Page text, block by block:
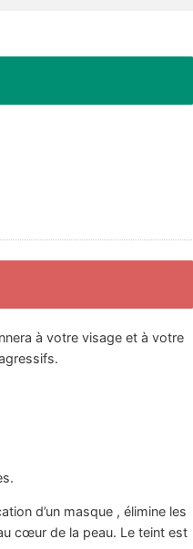
à votre visage et à votre
d’un masque , élimine les
cœur de la peau. Le teint est